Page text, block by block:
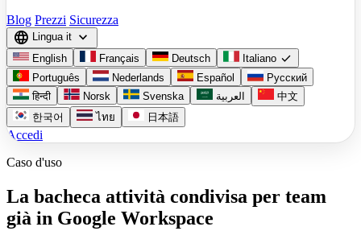
Blog Prezzi Sicurezza
language Lingua it expand_more
English Français Deutsch Italiano check
Português Nederlands Español
Русский
हिन्दी
Norsk Svenska العربية
中文
한국어
ไทย 日本語
Accedi
Caso d'uso
La bacheca attività condivisa per team
già in Google Workspace